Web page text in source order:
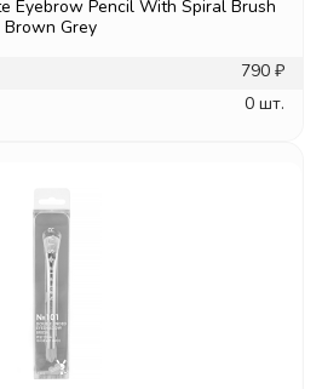
Pencil With Spiral Brush
Brown Grey
790 ₽
0 шт.